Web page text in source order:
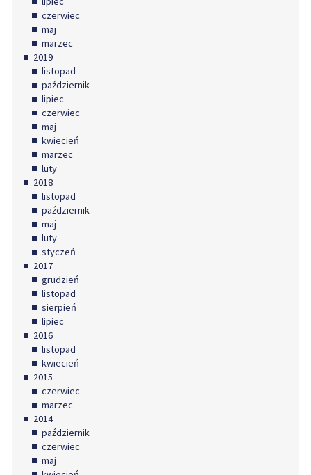
czerwiec
maj
marzec
2019
listopad
październik
lipiec
czerwiec
maj
kwiecień
marzec
luty
2018
listopad
październik
maj
luty
styczeń
2017
grudzień
listopad
sierpień
lipiec
2016
listopad
kwiecień
2015
czerwiec
marzec
2014
październik
czerwiec
maj